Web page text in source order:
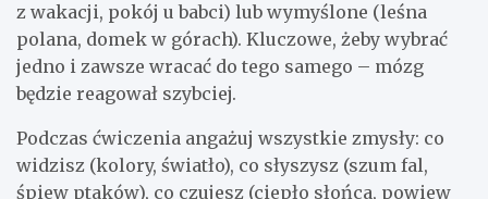
z wakacji, pokój u babci) lub wymyślone (leśna
polana, domek w górach). Kluczowe, żeby wybrać
jedno i zawsze wracać do tego samego – mózg
będzie reagował szybciej.
Podczas ćwiczenia angażuj wszystkie zmysły: co
widzisz (kolory, światło), co słyszysz (szum fal,
śpiew ptaków), co czujesz (ciepło słońca, powiew